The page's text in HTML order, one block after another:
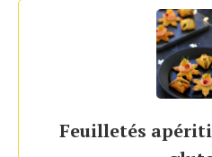
Feuilletés